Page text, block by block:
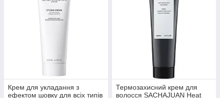
Крем для укладання з
ефектом шовку для всіх типів
Термозахисний крем для
волосся SACHAJUAN Heat